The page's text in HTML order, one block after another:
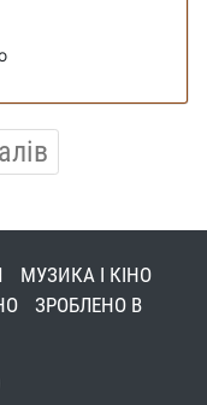
МУЗИКА І КІНО
ЗРОБЛЕНО В